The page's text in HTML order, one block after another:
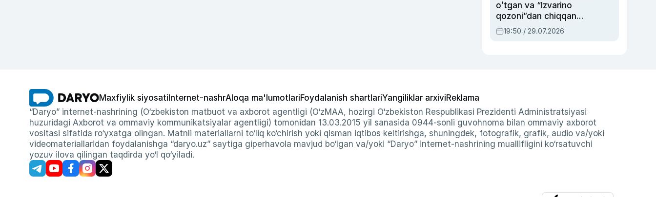
oʻtgan va “Izvarino
qozoni”dan chiqqan
qahramon — Ukraina
armiyasi bosh
19:50 / 29.07.2026
Maxfiylik siyosati Internet-nashrAloqa ma'lumotlariFoydalanish shartlariYangiliklar arxiviReklama
“Daryo” internet-nashrining (O‘zbekiston matbuot va axborot agentligi (O‘zMAA, hozirgi O‘zbekiston Respublikasi Prezidenti Administratsiyasi
huzuridagi Axborot va ommaviy kommunikatsiyalar agentligi) tomonidan 13.03.2015 yil sanasida 0944-sonli guvohnoma bilan ommaviy axborot
vositasi sifatida ro‘yxatga olingan. Matnli materiallarni to‘liq ko‘chirish yoki qisman iqtibos keltirishga, shuningdek, fotografik, grafik, audio va/yoki
videomateriallaridan foydalanishga “daryo.uz” saytiga giperhavola mavjud bo‘lgan va/yoki “Daryo” internet-nashrining muallifligini ko‘rsatuvchi
yozuv ilova qilingan taqdirda yo‘l qo‘yiladi.